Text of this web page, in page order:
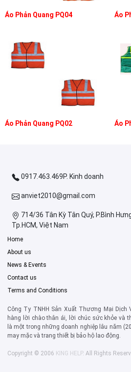
Áo Phản Quang PQ04 Áo
Áo Phản Quang PQ02 Áo
0917.463.469P. Kinh doanh
anviet2010@gmail.com
714/36 Tân Kỳ Tân Quý, P.Bình
Tp.HCM, Việt Nam
Home
About us
News & Events
Contact us
Terms and Conditions
Công Ty TNHH Sản Xuất Thương Mại Dịch
hàng lời chào thân ái, lời chúc sức khỏe và
là một trong những doanh nghiệp lâu năm
may mặc và trang thiết bị bảo hộ lao động.
Copyright © 2006 KING HELP. All Rights